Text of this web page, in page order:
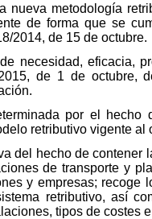
nueva metodología
de forma que se
2014, de 15 de octubre.
necesidad, eficacia,
de 1 de octubre,
por el
retributivo vigente
del hecho de
de transporte y
y empresas;
retributivo, así
tipos de costes